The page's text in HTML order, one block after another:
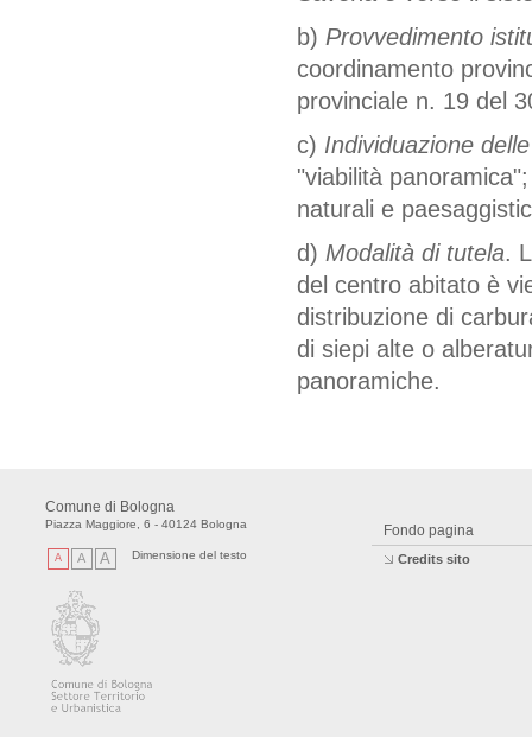
b) Provvedimento
coordinamento
provinciale n. 19 del
c) Individuazione
"viabilità
naturali e
d) Modalità di tutela.
del centro abitato è
distribuzione di
di siepi alte o
panoramiche.
Comune di Bologna
Piazza Maggiore, 6 - 40124 Bologna
A A A Dimensione del testo
Fondo pagina
Credits sito